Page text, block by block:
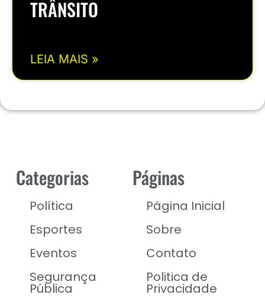
TRÂNSITO
LEIA MAIS »
Categorias
Política
Esportes
Eventos
Segurança
Pública
Páginas
Página Inicial
Sobre
Contato
Politica de
Privacidade